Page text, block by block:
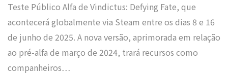
Teste Público Alfa de Vindictus: Defying Fate, que
acontecerá globalmente via Steam entre os dias 8 e 16
de junho de 2025. A nova versão, aprimorada em relação
ao pré-alfa de março de 2024, trará recursos como
companheiros…